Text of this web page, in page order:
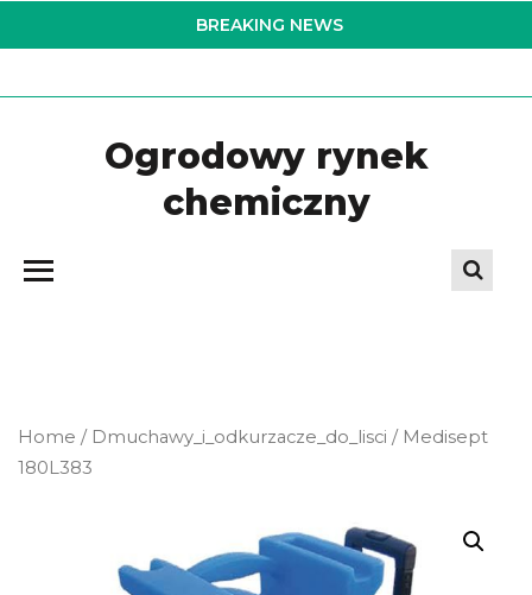
to
BREAKING NEWS
Ogrodowy rynek
chemiczny
Home / Dmuchawy_i_odkurzacze_do_lisci / Medisept
180L383